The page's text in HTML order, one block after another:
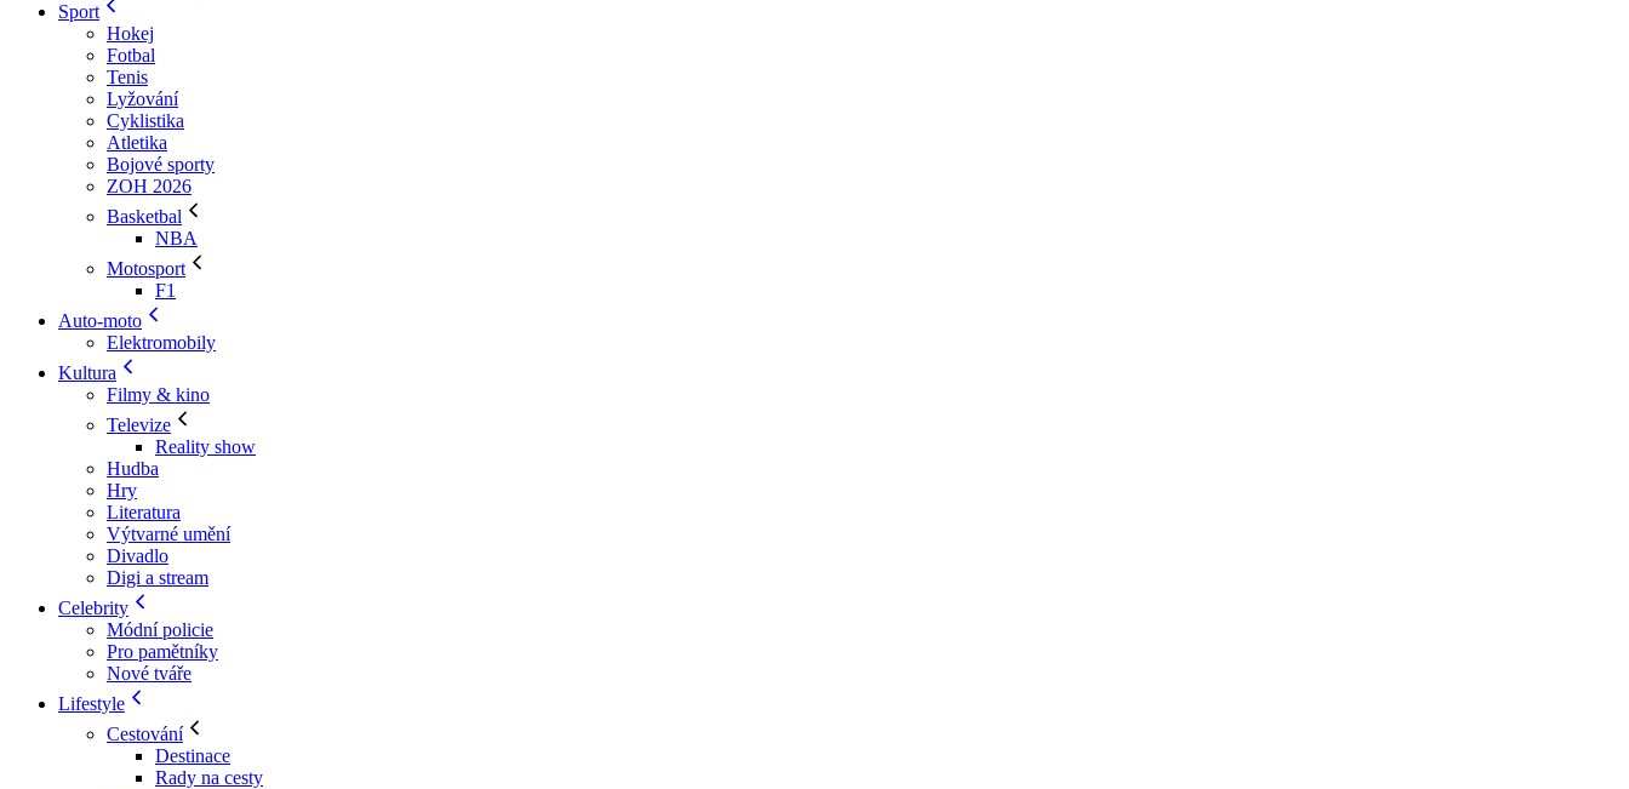
Sport
Hokej
Fotbal
Tenis
Lyžování
Cyklistika
Atletika
Bojové sporty
ZOH 2026
Basketbal
NBA
Motosport
F1
Auto-moto
Elektromobily
Kultura
Filmy & kino
Televize
Reality show
Hudba
Hry
Literatura
Výtvarné umění
Divadlo
Digi a stream
Celebrity
Módní policie
Pro pamětníky
Nové tváře
Lifestyle
Cestování
Destinace
Rady na cesty